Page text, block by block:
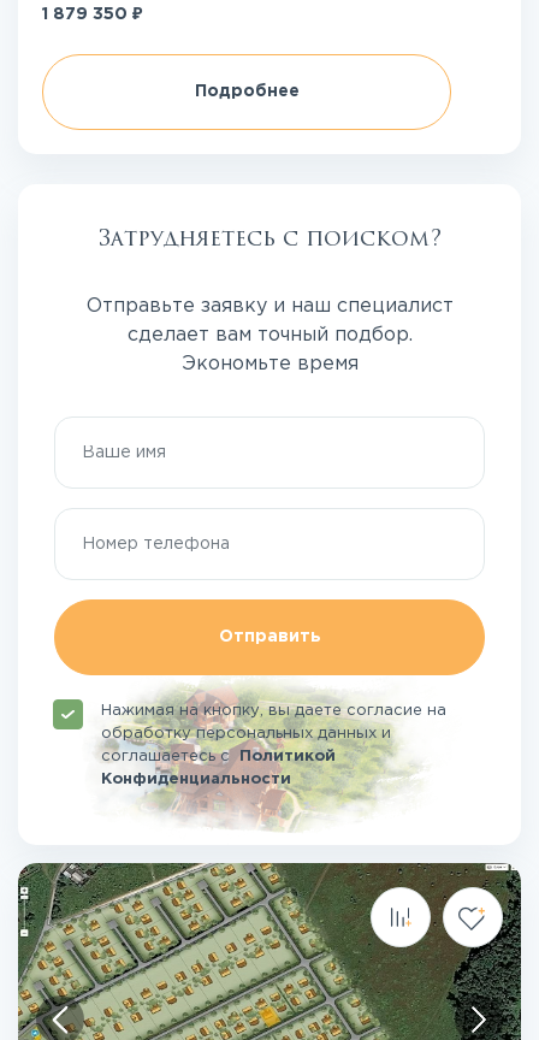
1 879 350 ₽
Подробнее
Затрудняетесь с поиском?
Отправьте заявку и наш специалист
сделает вам точный подбор.
Экономьте время
Отправить
Нажимая на кнопку, вы даете согласие на
обработку персональных данных и
соглашаетесьсПолитикой
Конфиденциальности